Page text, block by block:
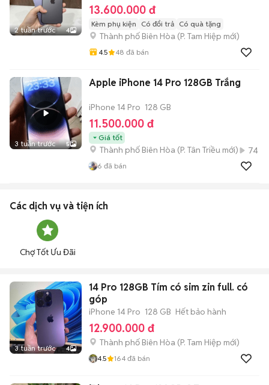
2 tuần trước 4
13.600.000 đ
Kèm phụ kiện Có đổi trả Có quà tặng
Thành phố Biên Hòa (P. Tam Hiệp mới)
4.5 48 đã bán
3 tuần trước 5
Apple iPhone 14 Pro 128GB Trắng
iPhone 14 Pro 128 GB
11.500.000 đ
Giá tốt
Thành phố Biên Hòa (P. Tân Triều mới) 74
6 đã bán
Các dịch vụ và tiện ích
Chợ Tốt Ưu Đãi
3 tuần trước 4
14 Pro 128GB Tím có sim zin full. có
góp
iPhone 14 Pro 128 GB Hết bảo hành
12.900.000 đ
Thành phố Biên Hòa (P. Tam Hiệp mới)
4.5 164 đã bán